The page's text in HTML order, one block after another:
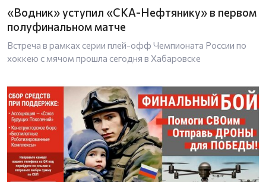
«Водник» уступил «СКА-Нефтянику» в первом
полуфинальном матче
Встреча в рамках серии плей-офф Чемпионата России по
хоккею с мячом прошла сегодня в Хабаровске